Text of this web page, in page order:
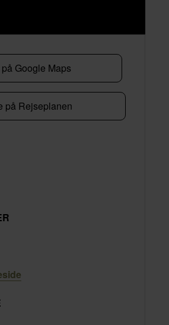
Baltorpvej 20
Google Maps
på Rejseplanen